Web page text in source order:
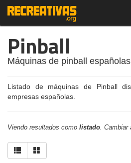
Pinball
Máquinas de pinball
Listado de máquinas de Pinball
empresas españolas.
Viendo resultados como listado. Cambiar